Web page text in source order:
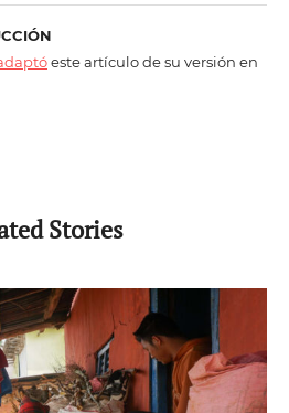
este artículo de su versión en
Stories